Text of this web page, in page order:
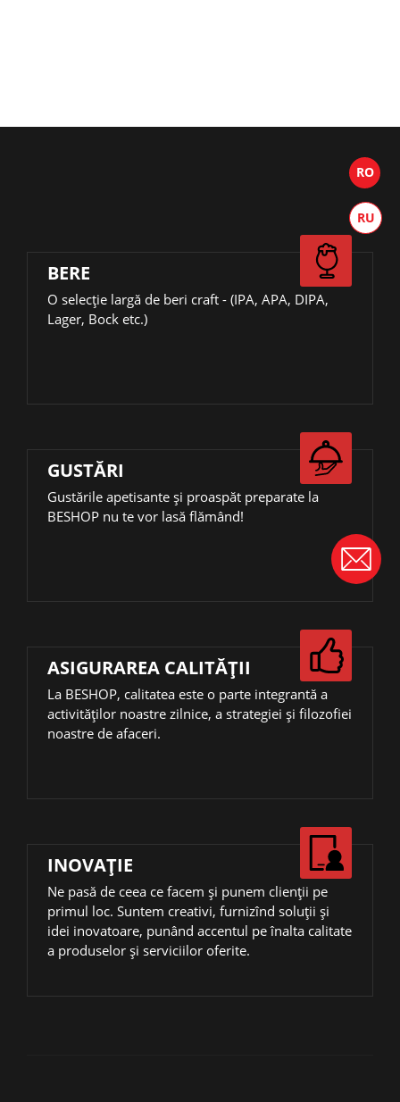
BERE
О selecție largă de beri craft - (IPA, APA, DIPA,
Lager, Bock etc.)
GUSTĂRI
Gustările apetisante și proaspăt preparate la
BESHOP nu te vor lasă flămând!
ASIGURAREA CALITĂȚII
La BESHOP, calitatea este o parte integrantă a
activităţilor noastre zilnice, a strategiei și filozofiei
noastre de afaceri.
INOVAŢIE
Ne pasă de ceea ce facem și punem clienții pe
primul loc. Suntem creativi, furnizînd soluții și
idei inovatoare, punând accentul pe înalta calitate
a produselor și serviciilor oferite.